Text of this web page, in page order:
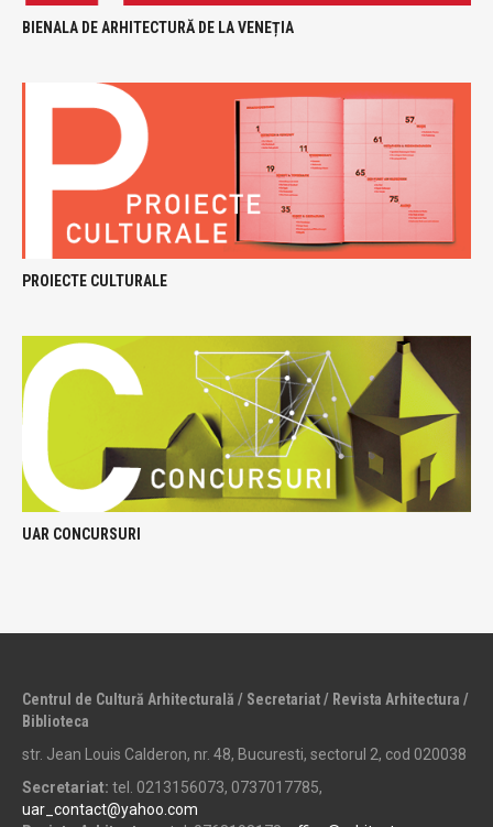
BIENALA DE ARHITECTURĂ DE LA VENEȚIA
PROIECTE CULTURALE
UAR CONCURSURI
Centrul de Cultură Arhitecturală / Secretariat / Revista Arhitectura /
Biblioteca
str. Jean Louis Calderon, nr. 48, Bucuresti, sectorul 2, cod 020038
Secretariat: tel. 0213156073, 0737017785,
uar_contact@yahoo.com